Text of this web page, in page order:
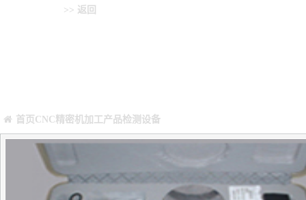
>> 返回
首页 CNC精密机加工产品检测设备